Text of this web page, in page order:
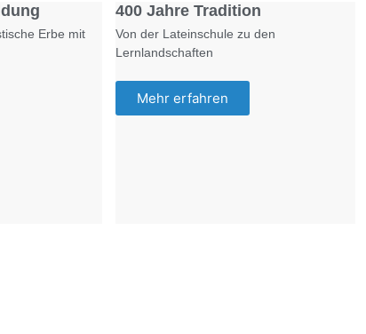
Erbe mit
400 Jahre Tradition
Von der Lateinschule zu den
Lernlandschaften
Mehr erfahren